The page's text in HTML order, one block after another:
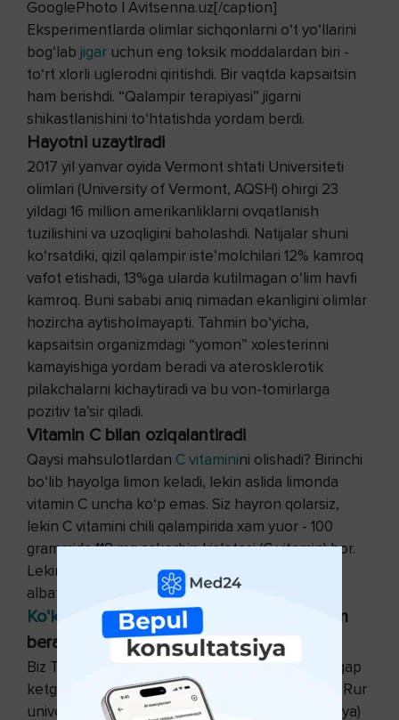
GooglePhoto | Avitsenna.uz[/caption]
Eksperimentlarda olimlar sichqonlarni o‘t yo‘llarini
bog‘lab jigar uchun eng toksik moddalardan biri -
to‘rt xlorli uglerodni qiritishdi. Bir vaqtda kapsaitsin
ham berishdi. “Qalampir terapiyasi” jigarni
shikastlanishini to‘htatishda yordam berdi.
Hayotni uzaytiradi
2017 yil yanvar oyida Vermont shtati Universiteti
olimlari (University of Vermont, AQSH) ohirgi 23
yildagi 16 million amerikanliklarni ovqatlanish
tuzilishini va uzoqligini baholashdi. Natijalar shuni
ko‘rsatdiki, qizil qalampir iste’molchilari 12% kamroq
vafot etishadi, 13%ga ularda kutilmagan o‘lim havfi
kamroq. Buni sababi aniq nimadan ekanligini olimlar
hozircha aytisholmayapti. Tahmin bo‘yicha,
kapsaitsin organizmdagi “yomon” xolesterinni
kamayishiga yordam beradi va aterosklerotik
pilakchalarni kichaytiradi va bu von-tomirlarga
pozitiv ta’sir qiladi.
Vitamin C bilan oziqalantiradi
Qaysi mahsulotlardan C vitaminini olishadi? Birinchi
bo‘lib hayolga limon keladi, lekin aslida limonda
vitamin C uncha ko‘p emas. Siz hayron qolarsiz,
lekin C vitamini chili qalampirida xam yuor - 100
grammida 118 mg askorbin kislotasi (C vitamin) bor.
Lekin, ko‘p miqdorda achchiq qalampirni yeyish,
albatta, juda mushkul.
Ko‘krak bezi saratonini davolashga yordam
beradi
Biz TRPV1 reseptorini ichak saratoni
to‘g‘risida gap
ketganida aytib o‘tgan edik. 2016 yili Boxumdagi Rur
universiteti (Ruhr-Universität Bochum, Germaniya)